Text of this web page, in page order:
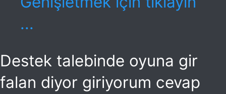
...
Destek talebinde oyuna gir
falan diyor giriyorum cevap